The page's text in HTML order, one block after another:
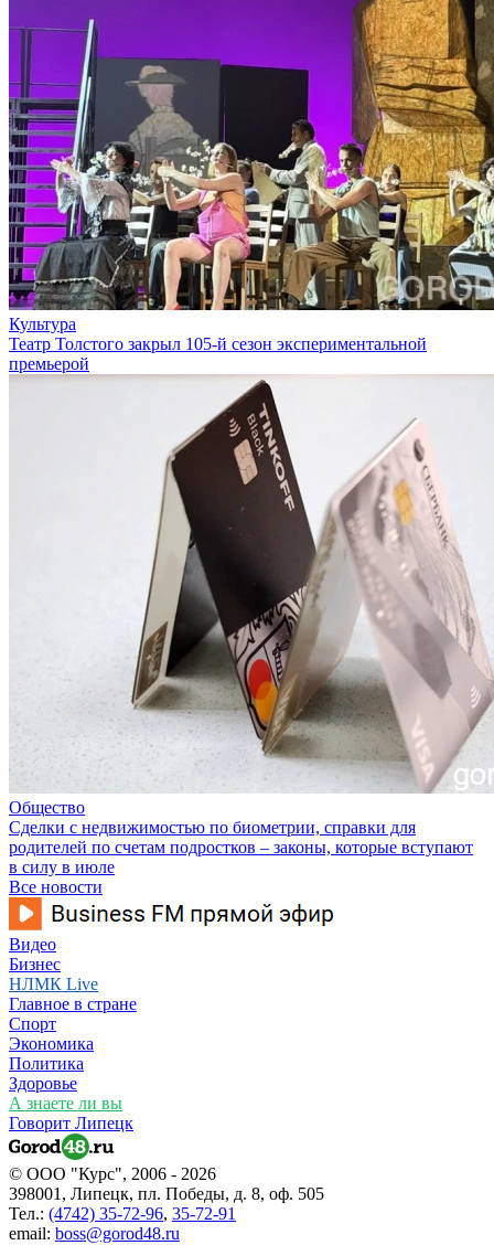
Культура
Театр Толстого закрыл 105-й сезон экспериментальной
премьерой
Общество
Сделки с недвижимостью по биометрии, справки для
родителей по счетам подростков – законы, которые вступают
в силу в июле
Все новости
Видео
Бизнес
НЛМК Live
Главное в стране
Спорт
Экономика
Политика
Здоровье
А знаете ли вы
Говорит Липецк
© ООО "Курс", 2006 - 2026
398001, Липецк, пл. Победы, д. 8, оф. 505
Тел.: (4742) 35-72-96, 35-72-91
email: boss@gorod48.ru